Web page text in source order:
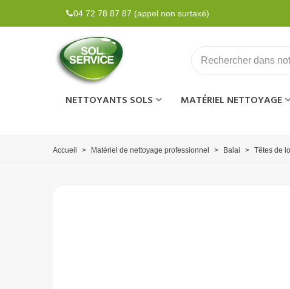
04 72 78 87 87 (appel non surtaxé)
NETTOYANTS SOLS MATÉRIEL NETTOYAGE
Accueil > Matériel de nettoyage professionnel > Balai > Têtes de